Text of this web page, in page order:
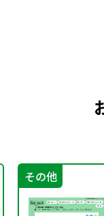
その他